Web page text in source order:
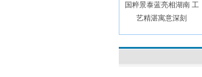
国粹景泰蓝亮相湖南 工
艺精湛寓意深刻